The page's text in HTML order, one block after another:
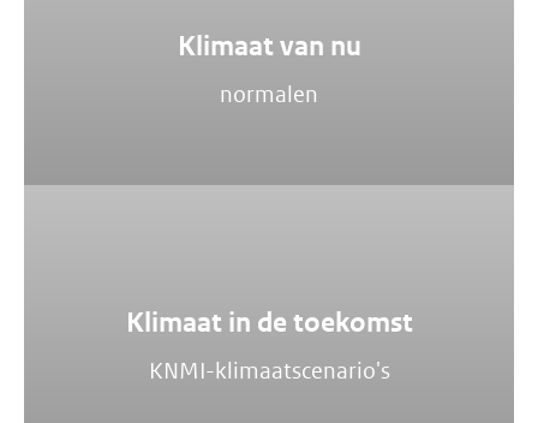
Klimaat van nu
normalen
Klimaat in de toekomst
KNMI-klimaatscenario's